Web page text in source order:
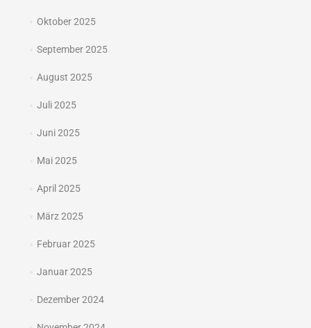
Oktober 2025
September 2025
August 2025
Juli 2025
Juni 2025
Mai 2025
April 2025
März 2025
Februar 2025
Januar 2025
Dezember 2024